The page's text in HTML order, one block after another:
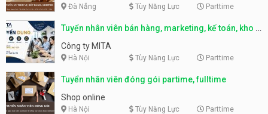
Đà Nẵng Tùy Năng Lực Parttime
Tuyển nhân viên bán hàng, marketing, kế toán, kho –
parttime, fulltime
Công ty MITA
Hà Nội Tùy Năng Lực Parttime
Tuyển nhân viên đóng gói partime, fulltime
Shop online
Hà Nội Tùy Năng Lực Parttime